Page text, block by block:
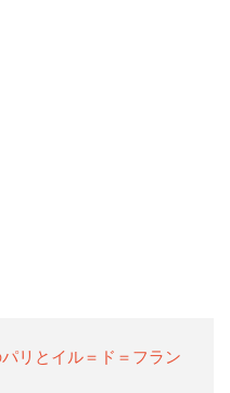
リとイル＝ド＝フラン